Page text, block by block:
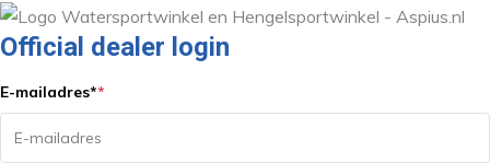
Official dealer login
E-mailadres**